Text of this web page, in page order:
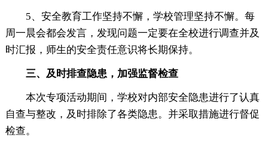
5、安全教育工作坚持不懈，学校管理坚持不懈。每
周一晨会都会发言，发现问题一定要在全校进行调查并及
时汇报，师生的安全责任意识将长期保持。
三、及时排查隐患，加强监督检查
本次专项活动期间，学校对内部安全隐患进行了认真
自查与整改，及时排除了各类隐患。并采取措施进行督促
检查。